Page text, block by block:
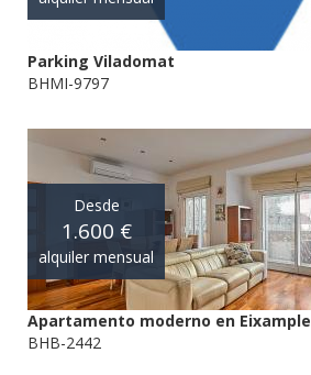
Parking Viladomat
BHMI-9797
Desde
1.600 €
alquiler mensual
Apartamento moderno en Eixample
BHB-2442